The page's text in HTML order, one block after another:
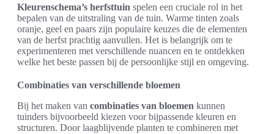
Kleurenschema’s herfsttuin spelen een cruciale rol in het
bepalen van de uitstraling van de tuin. Warme tinten zoals
oranje, geel en paars zijn populaire keuzes die de elementen
van de herfst prachtig aanvullen. Het is belangrijk om te
experimenteren met verschillende nuancen en te ontdekken
welke het beste passen bij de persoonlijke stijl en omgeving.
Combinaties van verschillende bloemen
Bij het maken van combinaties van bloemen kunnen
tuinders bijvoorbeeld kiezen voor bijpassende kleuren en
structuren. Door laagblijvende planten te combineren met